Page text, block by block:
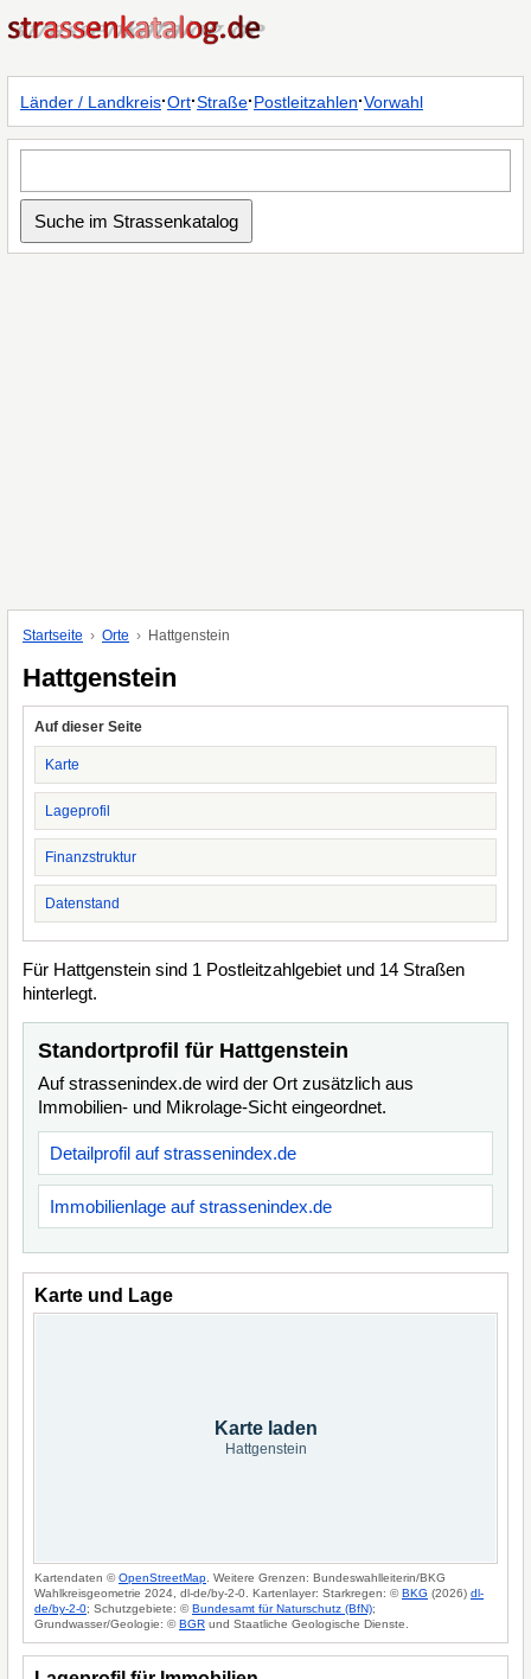
Länder / Landkreis·Ort·Straße·Postleitzahlen·Vorwahl
Startseite Orte Hattgenstein
Hattgenstein
Auf dieser Seite
Karte
Lageprofil
Finanzstruktur
Datenstand
Für Hattgenstein sind 1 Postleitzahlgebiet und 14 Straßen
hinterlegt.
Standortprofil für Hattgenstein
Auf strassenindex.de wird der Ort zusätzlich aus
Immobilien- und Mikrolage-Sicht eingeordnet.
Detailprofil auf strassenindex.de
Immobilienlage auf strassenindex.de
Karte und Lage
Karte laden
Hattgenstein
Kartendaten ©OpenStreetMap . Weitere Grenzen: Bundeswahlleiterin/BKG
Wahlkreisgeometrie 2024, dl-de/by-2-0. Kartenlayer: Starkregen: ©BKG (2026) dl-
de/by-2-0; Schutzgebiete: ©Bundesamt für Naturschutz (BfN);
Grundwasser/Geologie: ©BGR und Staatliche Geologische Dienste.